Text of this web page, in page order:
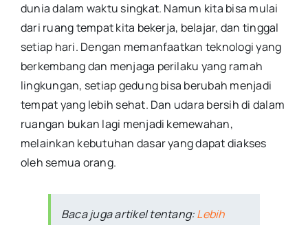
dunia dalam waktu singkat. Namun kita bisa mulai
dari ruang tempat kita bekerja, belajar, dan tinggal
setiap hari. Dengan memanfaatkan teknologi yang
berkembang dan menjaga perilaku yang ramah
lingkungan, setiap gedung bisa berubah menjadi
tempat yang lebih sehat. Dan udara bersih di dalam
ruangan bukan lagi menjadi kemewahan,
melainkan kebutuhan dasar yang dapat diakses
oleh semua orang.
Baca juga artikel tentang:Lebih